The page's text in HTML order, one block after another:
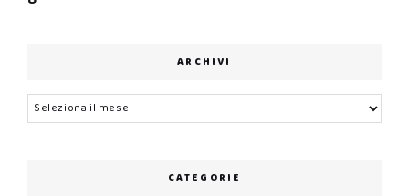
ARCHIVI
Archivi
CATEGORIE